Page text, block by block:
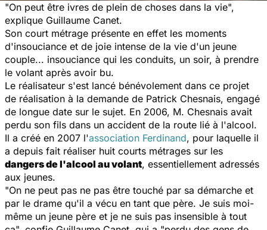
"On peut être ivres de plein de choses dans la vie",
explique Guillaume Canet.
Son court métrage présente en effet les moments
d'insouciance et de joie intense de la vie d'un jeune
couple... insouciance qui les conduits, un soir, à prendre
le volant après avoir bu.
Le réalisateur s'est lancé bénévolement dans ce projet
de réalisation à la demande de Patrick Chesnais, engagé
de longue date sur le sujet. En 2006, M. Chesnais avait
perdu son fils dans un accident de la route lié à l'alcool.
Il a créé en 2007 l'association Ferdinand, pour laquelle il
a depuis fait réaliser huit courts métrages sur les
dangers de l'alcool au volant, essentiellement adressés
aux jeunes.
"On ne peut pas ne pas être touché par sa démarche et
par le drame qu'il a vécu en tant que père. Je suis moi-
même un jeune père et je ne suis pas insensible à tout